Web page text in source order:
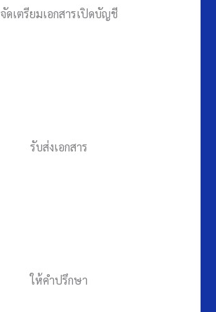
จัดเตรียมเอกสารเปิดบัญชี
รับส่งเอกสาร
ให้คำปรึกษา